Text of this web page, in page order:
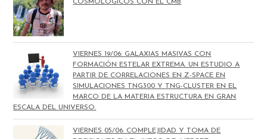
COSMOLÓGICOS CON EL CMB
VIERNES 19/06: GALAXIAS MASIVAS CON
FORMACIÓN ESTELAR EXTREMA. UN ESTUDIO A
PARTIR DE CORRELACIONES EN Z-SPACE EN
SIMULACIONES TNG300 Y TNG-CLUSTER EN EL
MARCO DE LA MATERIA ESTRUCTURA EN GRAN
ESCALA DEL UNIVERSO.
VIERNES 05/06: COMPLEJIDAD Y TOMA DE